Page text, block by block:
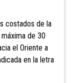
costados de la
de 30
el Oriente a
en la letra